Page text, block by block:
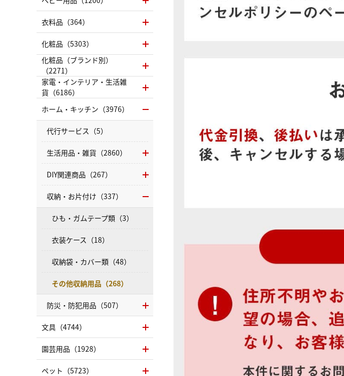
衣料品（364）
化粧品（5303）
化粧品（ブランド別）
（2271）
家電・インテリア・生活雑
貨（6186）
ホーム・キッチン（3976）
代行サービス（5）
生活用品・雑貨（2860）
DIY関連商品（267）
収納・お片付け（337）
ひも・ガムテープ類（3）
衣装ケース（18）
収納袋・カバー類（48）
その他収納用品（268）
防災・防犯用品（507）
文具（4744）
園芸用品（1928）
ペット（5723）